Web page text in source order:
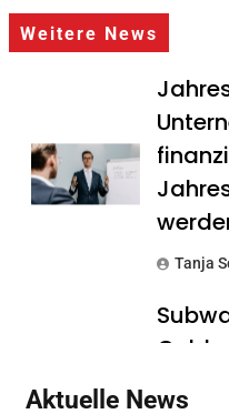
Weitere News
Tanja
Aktuelle News